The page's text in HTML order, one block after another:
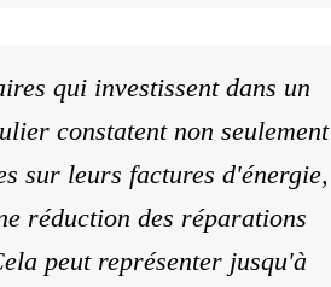
qui investissent dans un
constatent non seulement
sur leurs factures d'énergie,
réduction des réparations
peut représenter jusqu'à